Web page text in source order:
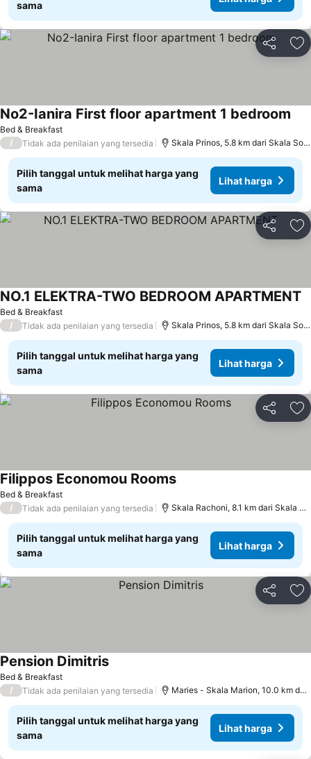
sama
Bagikan
Bed & Breakfast
No2-Ianira First floor apartment 1 bedroom
/ Tidak ada penilaian yang tersedia Skala Prinos, 5.8 km dari Skala
Pilih tanggal untuk melihat harga yang
sama
Lihat harga
Bagikan
Bed & Breakfast
NO.1 ELEKTRA-TWO BEDROOM APARTMENT
/ Tidak ada penilaian yang tersedia Skala Prinos, 5.8 km dari Skala
Pilih tanggal untuk melihat harga yang
sama
Lihat harga
Bagikan
Bed & Breakfast
Filippos Economou RoomsLihat harga
/ Tidak ada penilaian yang tersedia Skala Rachoni, 8.1 km dari Skala
Pilih tanggal untuk melihat harga yang
sama
Lihat harga
Bagikan
Bed & Breakfast
Pension DimitrisLihat harga
/ Tidak ada penilaian yang tersedia Maries - Skala Marion, 10.0 km
Pilih tanggal untuk melihat harga yang
sama
Lihat harga